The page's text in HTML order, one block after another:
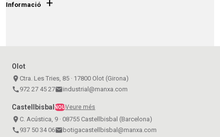
Informació +
Olot
place Ctra. Les Tries, 85 · 17800 Olot (Girona)
call 972 27 45 27emailindustrial@manxa.com
Castellbisbal NOUVeure més
place C. Acústica, 9 · 08755 Castellbisbal (Barcelona)
call 937 50 34 06email botigacastellbisbal@manxa.com